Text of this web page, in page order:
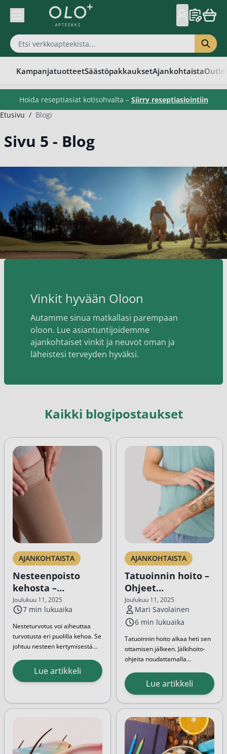
Skip to Content
KampanjatuotteetSäästöpakkauksetAjankohtaista
Hoida reseptiasiat kotisohvalta – Siirry reseptiasiointiin
Etusivu / Blogi
Sivu 5 - Blog
Vinkit hyvään Oloon
Autamme sinua matkallasi parempaan
oloon. Lue asiantuntijoidemme
ajankohtaiset vinkit ja neuvot oman ja
läheistesi terveyden hyväksi.
Kaikki blogipostaukset
AJANKOHTAISTA
Nesteenpoisto
kehosta –
Nesteturvotuksesta
helposti eroon
Joulukuu 11, 2025
7 min lukuaika
Nesteturvotus voi aiheuttaa
turvotusta eri puolilla kehoa. Se
johtuu nesteen kertymisestä
retention)
, jota aiheuttavat
esimerkiksi elintavat sekä
munuaissairaudet.
Lue artikkeli
AJANKOHTAISTA
Tatuoinnin hoito –
Ohjeet
jälkihoitoon
Joulukuu 11, 2025
Mari Savolainen
6 min lukuaika
Tatuoinnin hoito alkaa heti sen
ottamisen jälkeen. Jälkihoito-
ohjeita noudattamalla
pääse tulehtumaan
paranemisprosessin aikana.
muutaman viikon ajan, jotta iho
paranee kunnolla ja
lopputuloksesta...
Lue artikkeli